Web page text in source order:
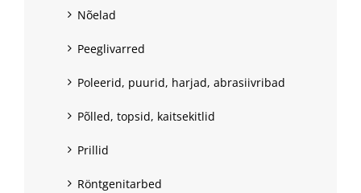
Nõelad
Peeglivarred
Poleerid, puurid, harjad, abrasiivribad
Põlled, topsid, kaitsekitlid
Prillid
Röntgenitarbed